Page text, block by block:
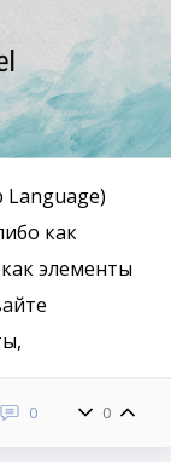
как
элементы
0 0